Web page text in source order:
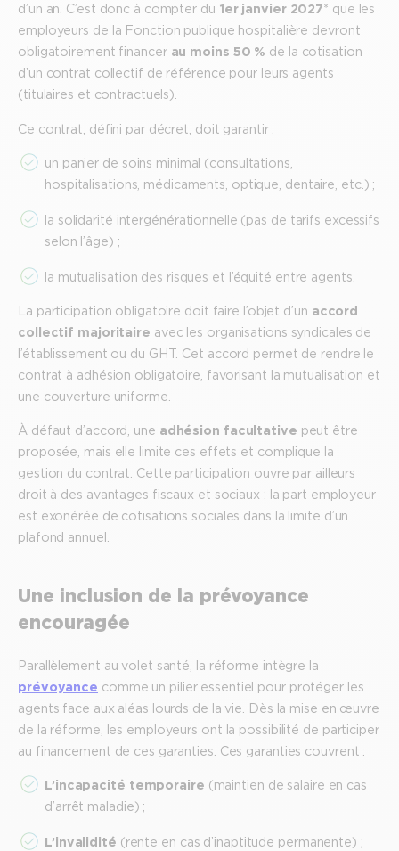
d’un an. C’est donc à compter du 1er janvier 2027* que les
employeurs de la Fonction publique hospitalière devront
obligatoirement financer au moins 50 % de la cotisation
d’un contrat collectif de référence pour leurs agents
(titulaires et contractuels).
Ce contrat, défini par décret, doit garantir :
un panier de soins minimal (consultations,
hospitalisations, médicaments, optique, dentaire, etc.) ;
la solidarité intergénérationnelle (pas de tarifs excessifs
selon l’âge) ;
la mutualisation des risques et l’équité entre agents.
La participation obligatoire doit faire l’objet d’un accord
collectif majoritaire avec les organisations syndicales de
l’établissement ou du GHT. Cet accord permet de rendre le
contrat à adhésion obligatoire, favorisant la mutualisation et
une couverture uniforme.
À défaut d’accord, une adhésion facultative peut être
proposée, mais elle limite ces effets et complique la
gestion du contrat. Cette participation ouvre par ailleurs
droit à des avantages fiscaux et sociaux : la part employeur
est exonérée de cotisations sociales dans la limite d’un
plafond annuel.
Une inclusion de la prévoyance
encouragée
Parallèlement au volet santé, la réforme intègre la
prévoyance comme un pilier essentiel pour protéger les
agents face aux aléas lourds de la vie. Dès la mise en œuvre
de la réforme, les employeurs ont la possibilité de participer
au financement de ces garanties. Ces garanties couvrent :
L’incapacité temporaire (maintien de salaire en cas
d’arrêt maladie) ;
L’invalidité (rente en cas d’inaptitude permanente) ;